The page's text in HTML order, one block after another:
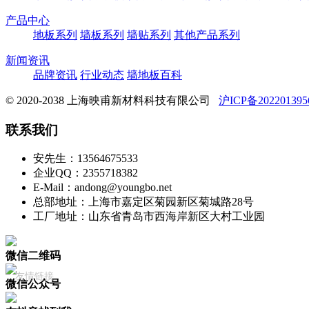
产品中心
地板系列 墙板系列 墙贴系列 其他产品系列
新闻资讯
品牌资讯 行业动态 墙地板百科
© 2020-2038 上海映甫新材料科技有限公司 沪ICP备
联系我们
安先生：13564675533
企业QQ：2355718382
E-Mail：andong@youngbo.net
总部地址：上海市嘉定区菊园新区菊城路28号
工厂地址：山东省青岛市西海岸新区大村工业园
微信二维码
微信公众号
友情链接